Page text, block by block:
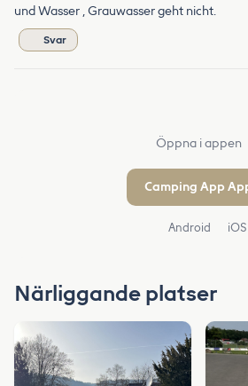
und Wasser , Grauwasser geht nicht.
Svar
Öppna i appen
Camping App
Android iOS
Närliggande platser